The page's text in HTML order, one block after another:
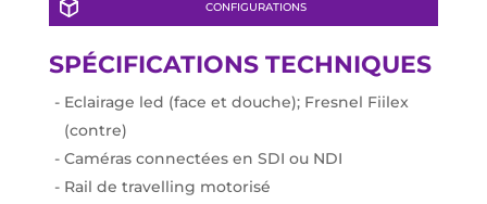
CONFIGURATIONS
SPÉCIFICATIONS TECHNIQUES
Eclairage led (face et douche); Fresnel Fiilex
(contre)
Caméras connectées en SDI ou NDI
Rail de travelling motorisé